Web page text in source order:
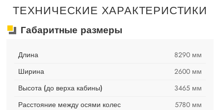
ТЕХНИЧЕСКИЕ ХАРАКТЕРИСТИКИ
Габаритные размеры
Длина
8290 мм
Ширина
2600 мм
Высота (до верха кабины)
3465 мм
Расстояние между осями колес
5780 мм